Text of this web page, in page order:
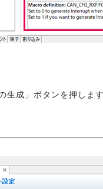
生成」ボタンを押し